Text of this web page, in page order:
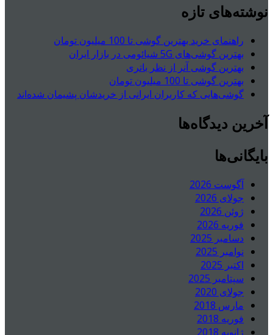
نوشته‌های تازه
راهنمای خرید بهترین گوشی تا 100 میلیون تومان
بهترین گوشی‌های 5G شیائومی در بازار ایران
بهترین گوشی آنر از نظر باتری
بهترین گوشی تا 100 میلیون تومان
گوشی‌هایی که کاربران ایرانی از خریدشان پشیمان شده‌اند
آخرین دیدگاه‌ها
بایگانی‌ها
آگوست 2026
جولای 2026
ژوئن 2026
فوریه 2026
دسامبر 2025
نوامبر 2025
اکتبر 2025
سپتامبر 2025
جولای 2020
مارس 2018
فوریه 2018
ژانویه 2018